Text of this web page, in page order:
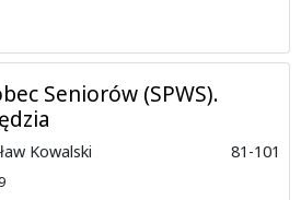
Seniorów (SPWS).
Kowalski 81-101